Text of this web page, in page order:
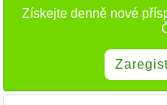
Získejte denně nové